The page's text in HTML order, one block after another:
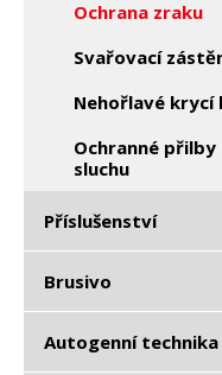
Ochrana zraku
Svařovací
Nehořlavé krycí
Ochranné přilby
sluchu
Příslušenství
Brusivo
Autogenní technika